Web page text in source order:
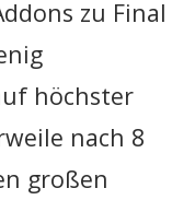
zu Final
höchster
nach 8
großen